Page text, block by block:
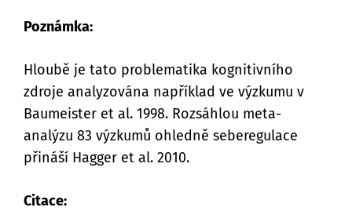
Poznámka:
Hloubě je tato problematika kognitivního
zdroje analyzována například ve výzkumu v
Baumeister et al. 1998. Rozsáhlou meta-
analýzu 83 výzkumů ohledně seberegulace
přináší Hagger et al. 2010.
Citace: